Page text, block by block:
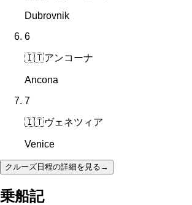
Dubrovnik
6
🇮🇹アンコーナ
Ancona
7
🇮🇹ヴェネツィア
Venice
クルーズ日程の詳細を見る →
乗船記